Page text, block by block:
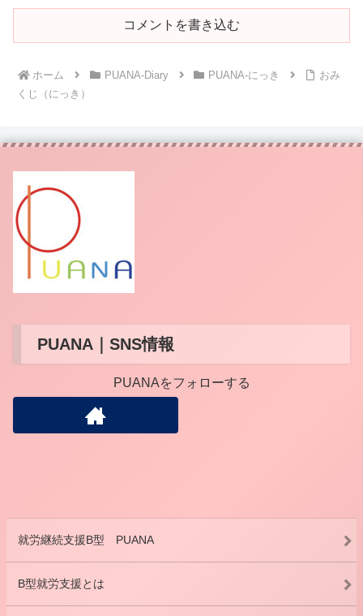
コメントを書き込む
ホーム PUANA-Diary PUANA-にっき
おみ
くじ（にっき）
PUANA｜SNS情報
PUANAをフォローする
就労継続支援B型 PUANA
B型就労支援とは